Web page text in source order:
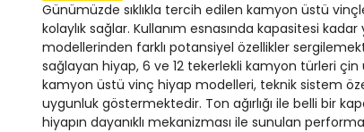
Günümüzde sıklıkla tercih edilen kamyon üstü
kolaylık sağlar. Kullanım esnasında kapasitesi
modellerinden farklı potansiyel özellikler
sağlayan hiyap, 6 ve 12 tekerlekli kamyon türleri çin
kamyon üstü vinç hiyap modelleri, teknik sistem
uygunluk göstermektedir. Ton ağırlığı ile belli bir
hiyapın dayanıklı mekanizması ile sunulan